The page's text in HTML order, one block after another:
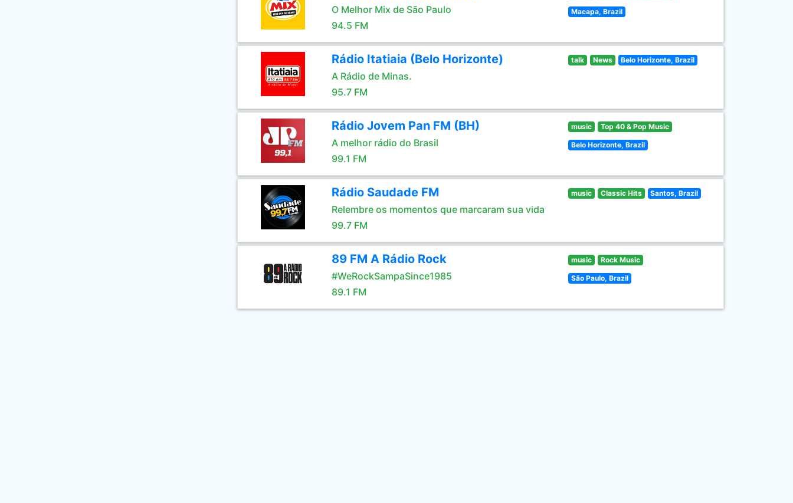
O Melhor Mix de São Paulo
94.5 FM
Macapa, Brazil
Rádio Itatiaia (Belo Horizonte)
A Rádio de Minas.
95.7 FM
talk News Belo Horizonte, Brazil
Rádio Jovem Pan FM (BH)
A melhor rádio do Brasil
99.1 FM
music Top 40 & Pop Music
Belo Horizonte, Brazil
Rádio Saudade FM
Relembre os momentos que marcaram sua vida
99.7 FM
music Classic Hits Santos, Brazil
89 FM A Rádio Rock
#WeRockSampaSince1985
89.1 FM
music Rock Music
São Paulo, Brazil